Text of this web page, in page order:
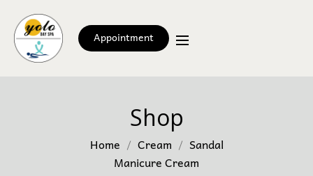
Appointment
Shop
Home Cream
Sandal
Manicure Cream